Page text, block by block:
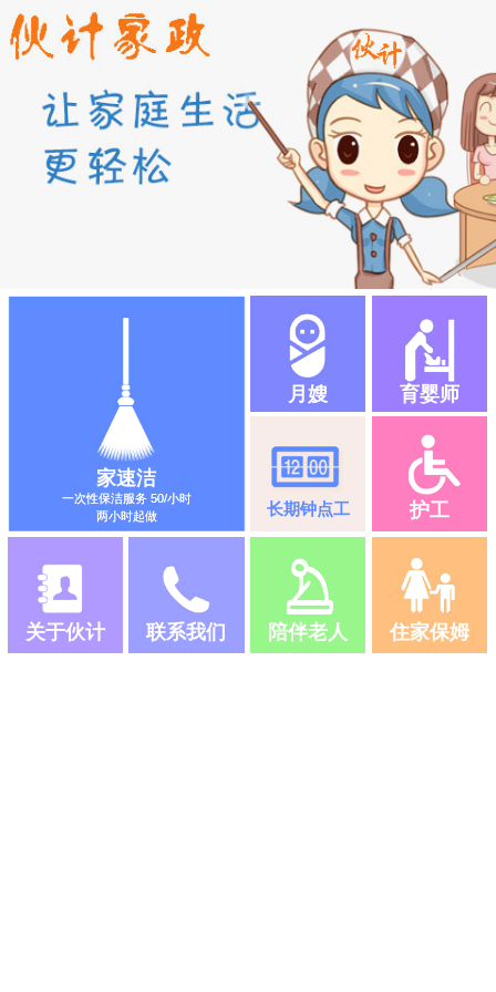
家速洁
一次性保洁服务 50/小时
两小时起做
月嫂 育婴师
长期钟点工 护工
关于伙计 联系我们 陪伴老人 住家保姆